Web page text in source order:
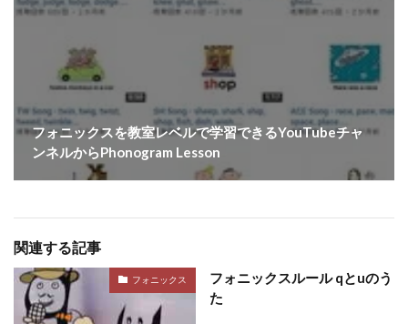
フォニックスを教室レベルで学習できるYouTubeチャ
ンネルからPhonogram Lesson
関連する記事
フォニックス
フォニックスルール qとuのう
た